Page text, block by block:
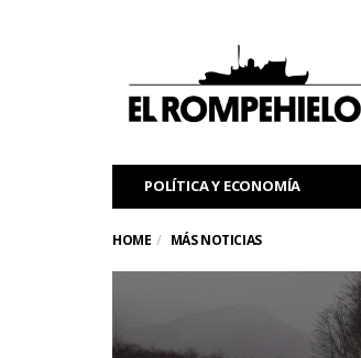
POLÍTICA Y ECONOMÍA
HOME MÁS NOTICIAS